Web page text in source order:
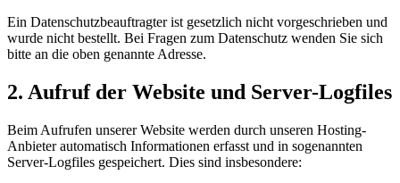
Ein Datenschutzbeauftragter ist gesetzlich nicht vorgeschrieben und
wurde nicht bestellt. Bei Fragen zum Datenschutz wenden Sie sich
bitte an die oben genannte Adresse.
2. Aufruf der Website und Server-Logfiles
Beim Aufrufen unserer Website werden durch unseren Hosting-
Anbieter automatisch Informationen erfasst und in sogenannten
Server-Logfiles gespeichert. Dies sind insbesondere: